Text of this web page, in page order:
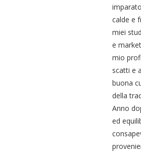
calde e
miei
e
mio
scatti e
buona
della
Anno
ed